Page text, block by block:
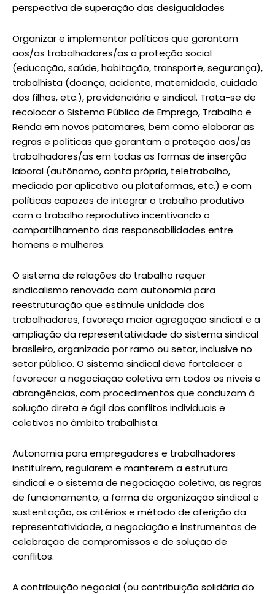
perspectiva de superação das desigualdades
Organizar e implementar políticas que garantam
aos/as trabalhadores/as a proteção social
(educação, saúde, habitação, transporte, segurança),
trabalhista (doença, acidente, maternidade, cuidado
dos filhos, etc.), previdenciária e sindical. Trata-se de
recolocar o Sistema Público de Emprego, Trabalho e
Renda em novos patamares, bem como elaborar as
regras e políticas que garantam a proteção aos/as
trabalhadores/as em todas as formas de inserção
laboral (autônomo, conta própria, teletrabalho,
mediado por aplicativo ou plataformas, etc.) e com
políticas capazes de integrar o trabalho produtivo
com o trabalho reprodutivo incentivando o
compartilhamento das responsabilidades entre
homens e mulheres.
O sistema de relações do trabalho requer
sindicalismo renovado com autonomia para
reestruturação que estimule unidade dos
trabalhadores, favoreça maior agregação sindical e a
ampliação da representatividade do sistema sindical
brasileiro, organizado por ramo ou setor, inclusive no
setor público. O sistema sindical deve fortalecer e
favorecer a negociação coletiva em todos os níveis e
abrangências, com procedimentos que conduzam à
solução direta e ágil dos conflitos individuais e
coletivos no âmbito trabalhista.
Autonomia para empregadores e trabalhadores
instituírem, regularem e manterem a estrutura
sindical e o sistema de negociação coletiva, as regras
de funcionamento, a forma de organização sindical e
sustentação, os critérios e método de aferição da
representatividade, a negociação e instrumentos de
celebração de compromissos e de solução de
conflitos.
A contribuição negocial (ou contribuição solidária do